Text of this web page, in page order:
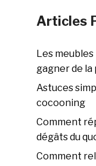
Articles
Les
gagner de la
Astuces
cocooning
Comment
dégâts du
Comment